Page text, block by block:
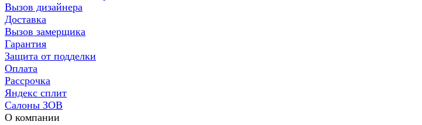
Вызов дизайнера
Доставка
Вызов замерщика
Гарантия
Защита от подделки
Оплата
Рассрочка
Яндекс сплит
Салоны ЗОВ
О компании